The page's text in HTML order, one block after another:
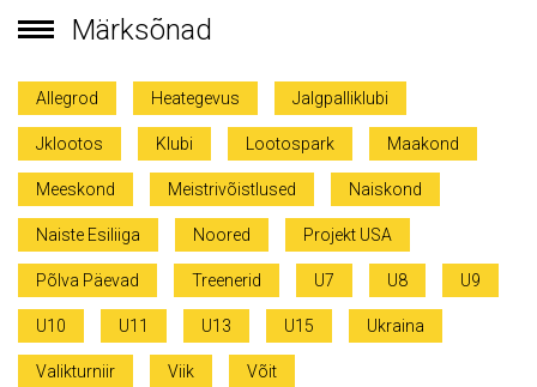
Märksõnad
Allegrod Heategevus Jalgpalliklubi
Jklootos Klubi Lootospark Maakond
Meeskond Meistrivõistlused Naiskond
Naiste Esiliiga Noored Projekt USA
Põlva Päevad Treenerid U7 U8 U9
U10 U11 U13 U15 Ukraina
Valikturniir Viik Võit